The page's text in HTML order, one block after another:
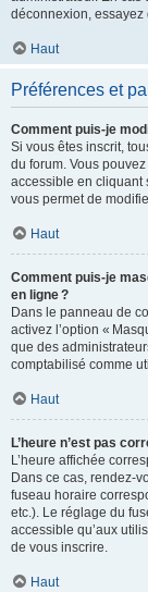
déconnexion,
Haut
Préférences et
Comment puis-je
Si vous êtes inscrit,
du forum. Vous
accessible en cliquant
vous permet de
Haut
Comment puis-je
en ligne ?
Dans le panneau de
activez l’option «
que des
comptabilisé comme
Haut
L’heure n’est pas
L’heure affichée
Dans ce cas, rendez-
fuseau horaire
etc.). Le réglage du
accessible qu’aux
de vous inscrire.
Haut